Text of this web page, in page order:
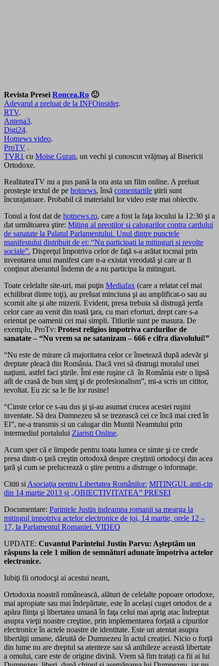
Revista Presei Roncea.Ro 🙂
Adevarul a preluat de la INFOinsider.
RTV.
Antena3.
Digi24.
Hotnews video.
ProTV .
TVR1 cu Moise Guran, un vechi şi cunoscut vrăjmaş al Bisericii
Ortodoxe.
RealitateaTV nu a pus pană la ora asta un film online. A preluat
prosteşte textul de pe hotnews, însă comentariile ştirii sunt
încurajatoare. Probabil că materialul lor video este mai obiectiv.
Tonul a fost dat de hotnews.ro, care a fost la faţa locului la 12:30 şi a
dat următoarea ştire: Miting al preotilor si calugarilor contra cardului
de sanatate la Palatul Parlamentului. Unul dintre punctele
manifestului distribuit de ei: “Nu participati la mitinguri si revolte
sociale”. Dispreţul împotriva celor de faţă s-a arătat tocmai prin
inventarea unui manifest care n-a existat vreodată şi care ar fi
conţinut aberantul îndemn de a nu participa la mitinguri.
Toate celelalte site-uri, mai puţin Mediafax (care a relatat cel mai
echilibrat dintre toţi), au preluat minciuna şi au amplificat-o sau au
scornit alte şi alte mizerii. Evident, presa trebuia să distrugă jertfa
celor care au venit din toată ţara, cu mari eforturi, drept care s-a
orientat pe oamenii cei mai simpli. Titlurile sunt pe masura. De
exemplu, ProTv: Protest religios impotriva cardurilor de
sanatate – “Nu vrem sa ne satanizam – 666 e cifra diavolului!”
“Nu este de mirare că majoritatea celor ce însetează după adevăr şi
dreptate pleacă din România. Dacă vrei să distrugi moralul unei
naţiuni, astfel faci ştirile. Îmi este ruşine că în România este o lipsă
atît de crasă de bun simţ şi de profesionalism”, mi-a scris un cititor,
revoltat. Eu zic sa le fie lor rusine!
“Cinste celor ce s-au dus şi şi-au asumat crucea acestei ruşini
inventate. Să dea Dumnezeu să se trezească cei ce încă mai cred în
El”, ne-a transmis si un calugar din Muntii Neamtului prin
intermediul portalului Ziaristi Online.
Acum sper că e limpede pentru toata lumea ce simte şi ce crede
presa dintr-o ţară creştin ortodoxă despre creştinii ortodocşi din acea
ţară şi cum se prelucrează o ştire pentru a distruge o informaţie.
Cititi si Asociaţia pentru Libertatea Românilor: MITINGUL anti-cip
din 14 martie 2013 și „OBIECTIVITATEA” PRESEI
Documentare: Parintele Justin indeamna romanii sa mearga la
mitingul impotriva actelor electronice de joi, 14 martie, orele 12 –
17, la Parlamentul Romaniei. VIDEO
UPDATE: Cuvantul Parintelui Justin Parvu: Aşteptăm un
răspuns la cele 1 milion de semnături adunate împotriva actelor
electronice.
Iubiţi fii ortodocşi ai acestui neam,
Ortodoxia noastră românească, alături de celelalte popoare ortodoxe,
mai apropiate sau mai îndepărtate, este în același cuget ortodox de a
apăra fiinţa şi libertatea umană în faţa celui mai aprig atac îndreptat
asupra vieţii noastre creştine, prin implementarea forțată a cipurilor
electronice în actele noastre de identitate. Este un atentat asupra
libertăţii umane, dăruită de Dumnezeu în actul creației. Nicio o forță
din lume nu are dreptul sa atenteze sau să anihileze această libertate
a omului, care este de origine divină. Vrem să fim tratați ca fii ai lui